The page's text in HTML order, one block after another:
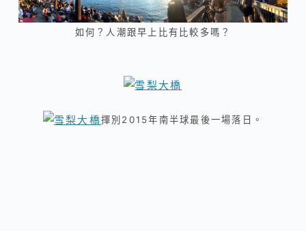
如何？人潮跟早上比有比較多嗎？
揮別2015年南半球最後一場落日。